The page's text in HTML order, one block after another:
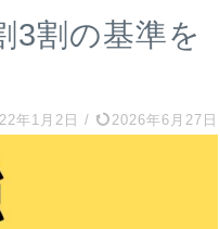
3割の基準を
年1月2日 / 2026年6月27日